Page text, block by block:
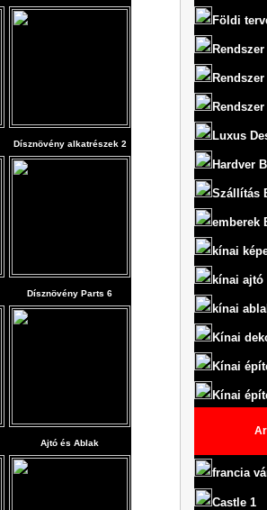
Dísznövény alkatrészek 2
Dísznövény Parts 6
Ajtó és Ablak
Földi
Luxus
Hardver
Szállítás
emberek
kínai
kínai ajtó
kínai
Kínai
Kínai
Kínai
francia
Castle 1